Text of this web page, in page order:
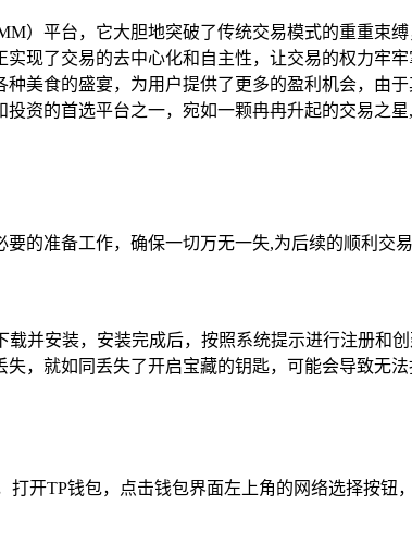
）平台，它大胆地突破了传统交易模式的重重束
现了交易的去中心化和自主性，让交易的权力牢
美食的盛宴，为用户提供了更多的盈利机会，由
资的首选平台之一，宛如一颗冉冉升起的交易之
的准备工作，确保一切万无一失,为后续的顺利交易
并安装，安装完成后，按照系统提示进行注册和
，就如同丢失了开启宝藏的钥匙，可能会导致无
开TP钱包，点击钱包界面左上角的网络选择按钮